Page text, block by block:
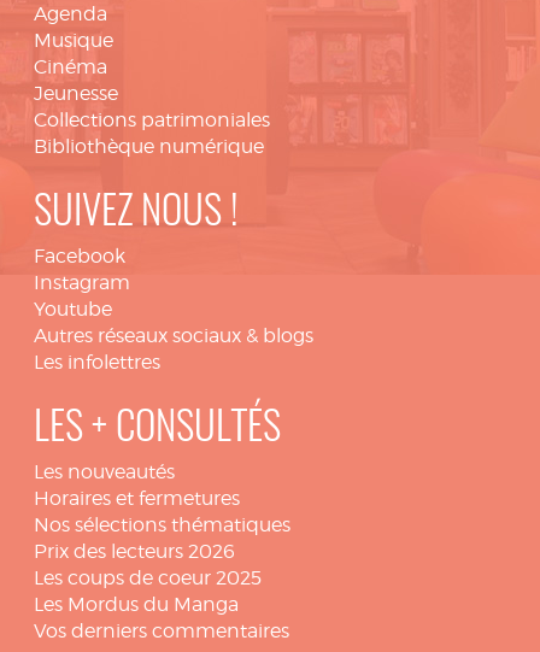
Agenda
Musique
Cinéma
Jeunesse
Collections patrimoniales
Bibliothèque numérique
SUIVEZ NOUS !
Facebook
Instagram
Youtube
Autres réseaux sociaux & blogs
Les infolettres
LES + CONSULTÉS
Les nouveautés
Horaires et fermetures
Nos sélections thématiques
Prix des lecteurs 2026
Les coups de coeur 2025
Les Mordus du Manga
Vos derniers commentaires